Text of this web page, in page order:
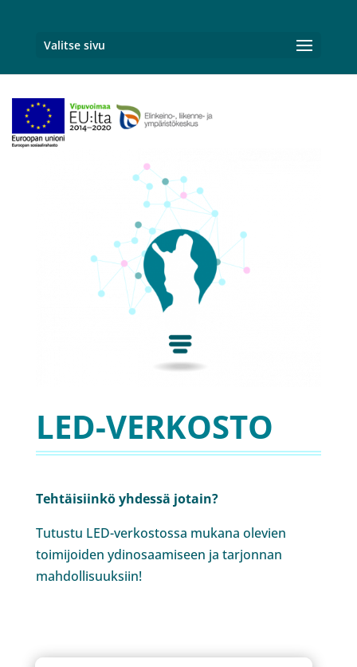
Valitse sivu
LED-VERKOSTO
Tehtäisiinkö yhdessä jotain?
Tutustu LED-verkostossa mukana olevien
toimijoiden ydinosaamiseen ja tarjonnan
mahdollisuuksiin!